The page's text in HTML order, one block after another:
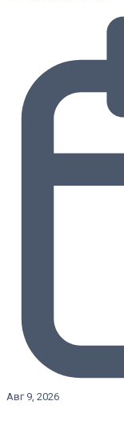
Авг 9, 2026